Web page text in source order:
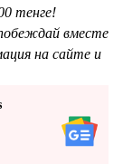
тенге!
вместе
на сайте и